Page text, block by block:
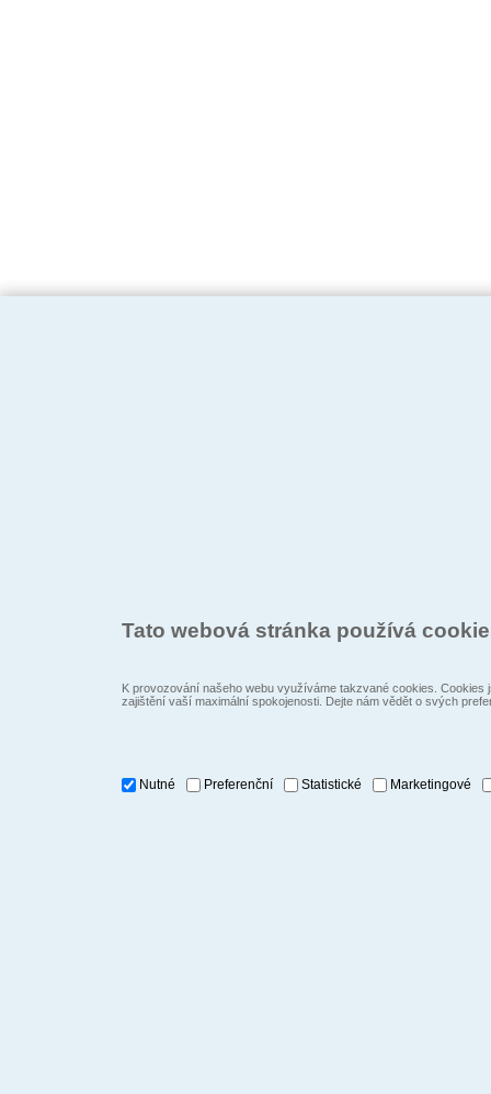
Tato webová stránka používá
K provozování našeho webu využíváme takzvané cookies.
zajištění vaší maximální spokojenosti. Dejte nám vědět o svých
Nutné Preferenční Statistické Marketingové